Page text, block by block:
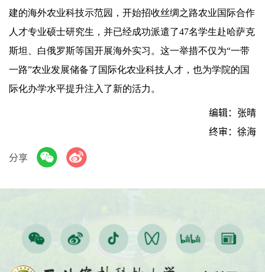
建的海外农业科技示范园，开始招收丝绸之路农业国际合作
人才专业硕士研究生，并已经成功派遣了47名学生赴哈萨克
斯坦、白俄罗斯等国开展海外实习。这一举措不仅为“一带
一路”农业发展储备了国际化农业科技人才，也为学院的国
际化办学水平提升注入了新的活力。
编辑：张晴
终审：徐海
分享